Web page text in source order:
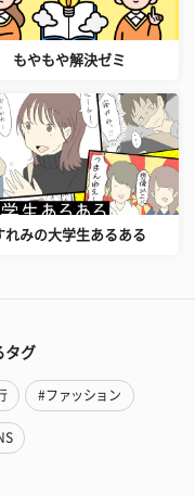
もやもや解決ゼミ
れみの大学生あるある
タグ
#ファッション